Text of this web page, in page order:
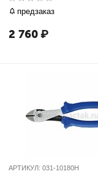
предзаказ
2 760₽
АРТИКУЛ: 031-10180H